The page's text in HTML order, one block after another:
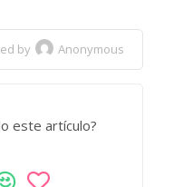
by Anonymous
este artículo?